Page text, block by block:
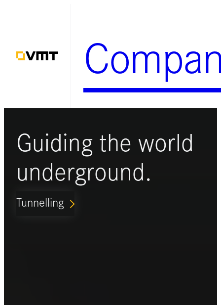
springen
Guiding the world
underground.
Tunnelling ARROW_FORWARD_IOS